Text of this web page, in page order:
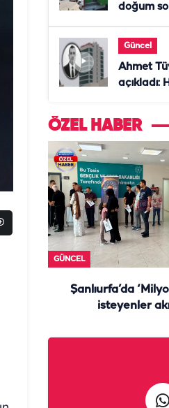
doğum
Güncel
Ahmet
açıkladı:
ÖZEL HABER
GÜNCEL
Şanlıurfa’da
isteyenler